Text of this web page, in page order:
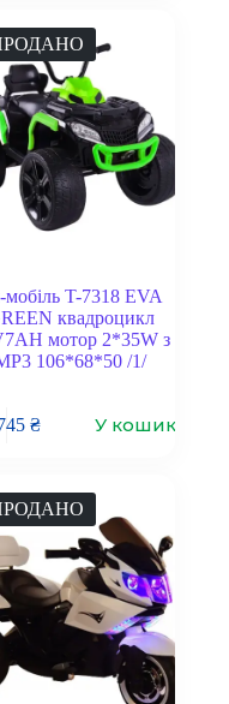
T-7318 EVA
квадроцикл
мотор 2*35W з
106*68*50 /1/
₴ У кошик